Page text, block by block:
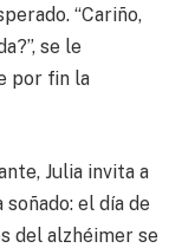
“Cariño,
se le
por fin la
Julia invita a
el día de
del alzhéimer se